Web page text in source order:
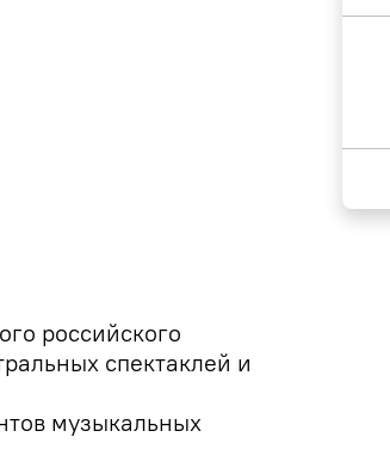
российского
спектаклей и
музыкальных